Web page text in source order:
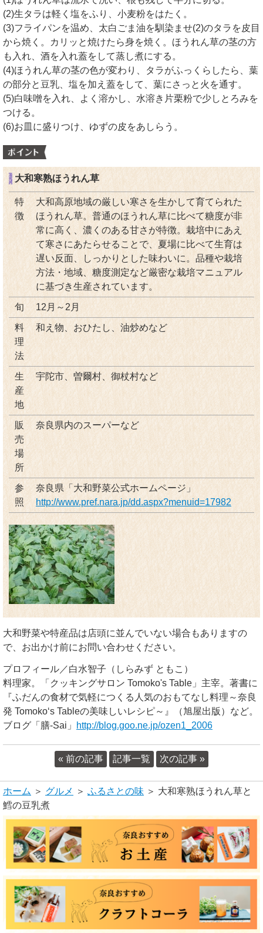
(2)生タラは軽く塩をふり、小麦粉をはたく。
(3)フライパンを温め、太白ごま油を馴染ませ(2)のタラを皮目
から焼く。カリッと焼けたら身を焼く。ほうれん草の茎の方
も入れ、酒を入れ蓋をして蒸し煮にする。
(4)ほうれん草の茎の色が変わり、タラがふっくらしたら、葉
の部分と豆乳、塩を加え蓋をして、葉にさっと火を通す。
(5)白味噌を入れ、よく溶かし、水溶き片栗粉で少しとろみを
つける。
(6)お皿に盛りつけ、ゆずの皮をあしらう。
大和寒熟ほうれん草
特
徴
大和高原地域の厳しい寒さを生かして育てられた
ほうれん草。普通のほうれん草に比べて糖度が非
常に高く、濃くのある甘さが特徴。栽培中にあえ
て寒さにあたらせることで、夏場に比べて生育は
遅い反面、しっかりとした味わいに。品種や栽培
方法・地域、糖度測定など厳密な栽培マニュアル
に基づき生産されています。
旬 12月～2月
料
理
法
和え物、おひたし、油炒めなど
生
産
地
宇陀市、曽爾村、御杖村など
販
売
場
所
奈良県内のスーパーなど
参
照
奈良県「大和野菜公式ホームページ」
http://www.pref.nara.jp/dd.aspx?menuid=17982
大和野菜や特産品は店頭に並んでいない場合もありますの
で、お出かけ前にお問い合わせください。
プロフィール／白水智子（しらみず ともこ）
料理家。「クッキングサロン Tomoko's Table」主宰。著書に
『ふだんの食材で気軽につくる人気のおもてなし料理～奈良
発 Tomoko‘s Tableの美味しいレシピ～』（旭屋出版）など。
ブログ「膳-Sai」
http://blog.goo.ne.jp/ozen1_2006
« 前の記事 記事一覧 次の記事 »
ホーム ＞ グルメ ＞ ふるさとの味 ＞ 大和寒熟ほうれん草と
鱈の豆乳煮